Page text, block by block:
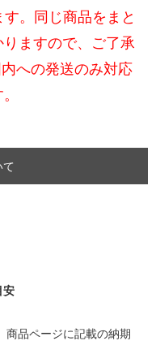
。同じ商品をまと
ますので、ご了承
への発送のみ対応
安
商品ページに記載の納期